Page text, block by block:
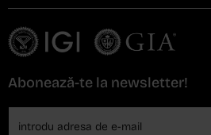
Abonează-te la newsletter!